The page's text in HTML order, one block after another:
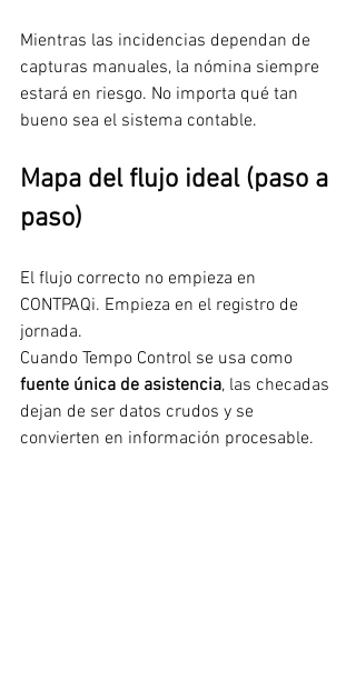
Mientras las incidencias dependan de
capturas manuales, la nómina siempre
estará en riesgo. No importa qué tan
bueno sea el sistema contable.
Mapa del flujo ideal (paso a
paso)
El flujo correcto no empieza en
CONTPAQi. Empieza en el registro de
jornada.
Cuando Tempo Control se usa como
fuente única de asistencia, las checadas
dejan de ser datos crudos y se
convierten en información procesable.